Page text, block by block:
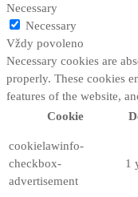
Necessary
Necessary
Vždy povoleno
Necessary cookies are
properly. These cookies
features of the website,
Cookie
cookielawinfo-
checkbox-
advertisement
1